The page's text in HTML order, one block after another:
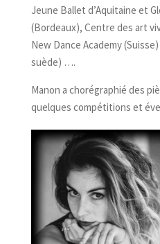
Jeune Ballet d’Aquitaine et
(Bordeaux), Centre des art
New Dance Academy
suède) ….
Manon a chorégraphié des
quelques compétitions et